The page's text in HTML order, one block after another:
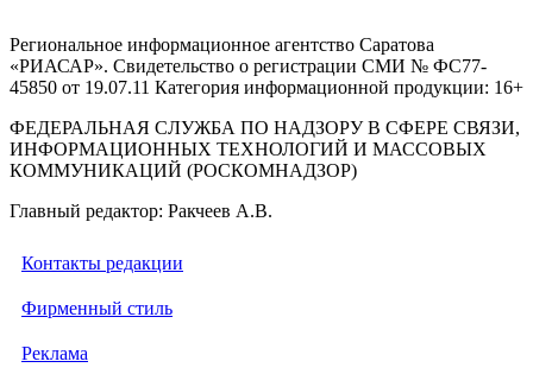
Региональное информационное агентство Саратова
«РИАСАР». Свидетельство о регистрации СМИ № ФС77-
45850 от 19.07.11 Категория информационной продукции: 16+
ФЕДЕРАЛЬНАЯ СЛУЖБА ПО НАДЗОРУ В СФЕРЕ СВЯЗИ,
ИНФОРМАЦИОННЫХ ТЕХНОЛОГИЙ И МАССОВЫХ
КОММУНИКАЦИЙ (РОСКОМНАДЗОР)
Главный редактор: Ракчеев А.В.
Контакты редакции
Фирменный стиль
Реклама